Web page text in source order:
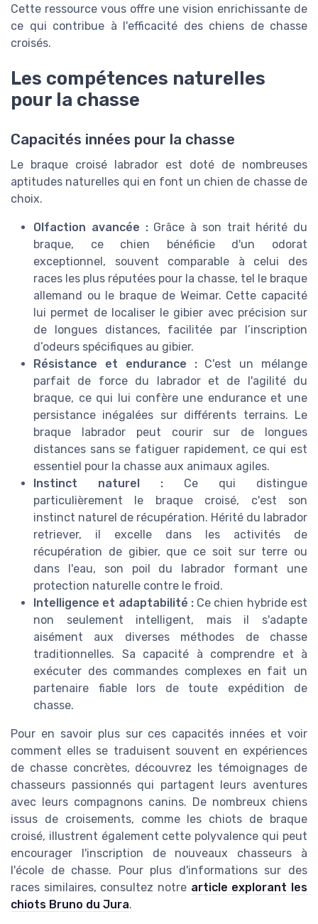
Cette ressource vous offre une vision enrichissante de
ce qui contribue à l'efficacité des chiens de chasse
croisés.
Les compétences naturelles
pour la chasse
Capacités innées pour la chasse
Le braque croisé labrador est doté de nombreuses
aptitudes naturelles qui en font un chien de chasse de
choix.
Olfaction avancée :Grâce à son trait hérité du
braque, ce chien bénéficie d'un odorat
exceptionnel, souvent comparable à celui des
races les plus réputées pour la chasse, tel le braque
allemand ou le braque de Weimar. Cette capacité
lui permet de localiser le gibier avec précision sur
de longues distances, facilitée par l’inscription
d’odeurs spécifiques au gibier.
Résistance et endurance :C'est un mélange
parfait de force du labrador et de l'agilité du
braque, ce qui lui confère une endurance et une
persistance inégalées sur différents terrains. Le
braque labrador peut courir sur de longues
distances sans se fatiguer rapidement, ce qui est
essentiel pour la chasse aux animaux agiles.
Instinct naturel : Ce qui distingue
particulièrement le braque croisé, c'est son
instinct naturel de récupération. Hérité du labrador
retriever, il excelle dans les activités de
récupération de gibier, que ce soit sur terre ou
dans l'eau, son poil du labrador formant une
protection naturelle contre le froid.
Intelligence et adaptabilité :Ce chien hybride est
non seulement intelligent, mais il s'adapte
aisément aux diverses méthodes de chasse
traditionnelles. Sa capacité à comprendre et à
exécuter des commandes complexes en fait un
partenaire fiable lors de toute expédition de
chasse.
Pour en savoir plus sur ces capacités innées et voir
comment elles se traduisent souvent en expériences
de chasse concrètes, découvrez les témoignages de
chasseurs passionnés qui partagent leurs aventures
avec leurs compagnons canins. De nombreux chiens
issus de croisements, comme les chiots de braque
croisé, illustrent également cette polyvalence qui peut
encourager l'inscription de nouveaux chasseurs à
l'école de chasse. Pour plus d'informations sur des
races similaires, consultez notre article explorant les
chiots Bruno du Jura.